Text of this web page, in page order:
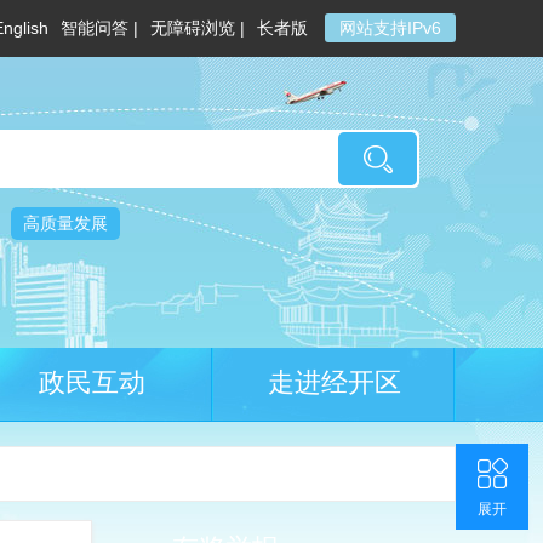
智能问答 | 无障碍浏览 | 长者版 网站支持IPv6
高质量发展
政民互动 走进经开区
联系我们
官方微博
返回顶部
收起
展开